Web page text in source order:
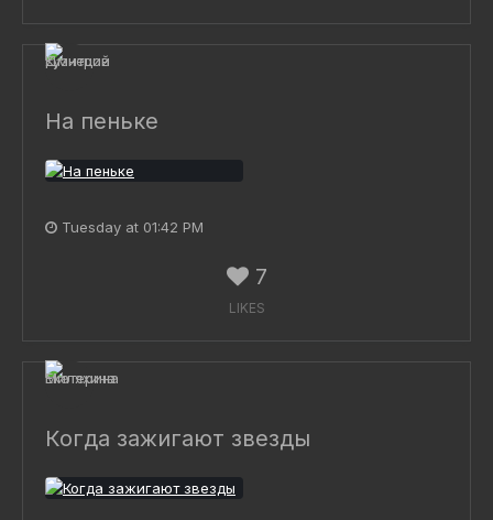
На пеньке
Tuesday at 01:42 PM
7
LIKES
Когда зажигают звезды